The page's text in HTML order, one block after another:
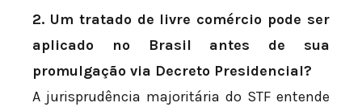
2. Um tratado de livre comércio pode ser
aplicado no Brasil antes de sua
promulgação via Decreto Presidencial?
A jurisprudência majoritária do STF entende